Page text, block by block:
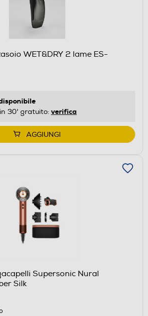
WET&DRY 2 lame ES-
30' gratuito: verifica
AGGIUNGI
Supersonic Nural
Silk